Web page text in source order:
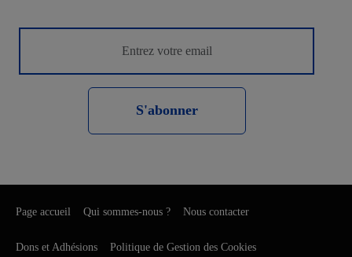
S'abonner
Page accueil Qui sommes-nous ? Nous contacter
Dons et Adhésions Politique de Gestion des Cookies